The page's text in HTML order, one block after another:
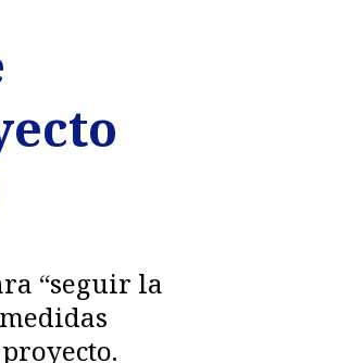
“seguir la